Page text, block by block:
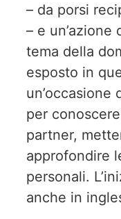
– da porsi
– e un’azione
tema della
esposto in
per
partner,
approfondire
personali.
anche in